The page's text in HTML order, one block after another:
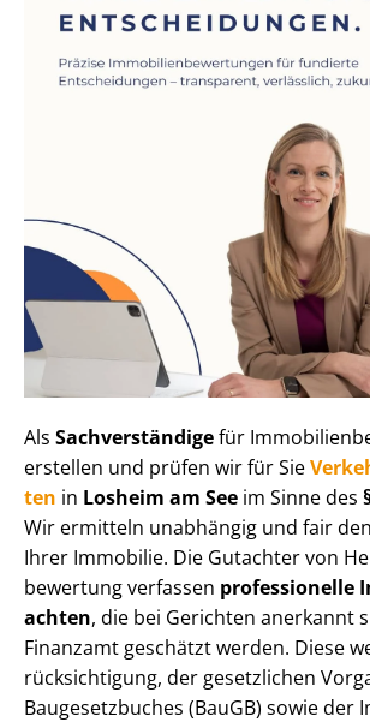
Als Sachverständigefür
erstellen und prüfen wir für Sie
ten in Losheim am See im Sinne des
Wir ermitteln unabhängig und fair
Ihrer Immobilie. Die Gutachter von
be­wer­tung verfassen professionelle
ach­ten, die bei Gerichten anerkannt
Finanzamt geschätzt werden. Diese
rück­sich­ti­gung, der gesetzlichen
Baugesetzbuches (BauGB) sowie